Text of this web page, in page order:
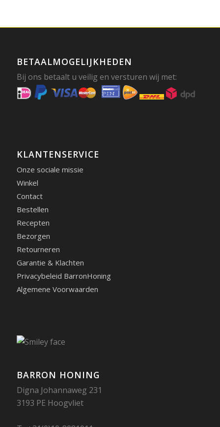
BETAALMOGELIJKHEDEN
Bij ons betaalt u veilig en versturen wij met:
KLANTENSERVICE
Onze sociale missie
Winkel
Contact
Bestellen
Recepten
Bezorgen
Retourneren
Garantie & Klachten
Privacybeleid BarronHoning
Algemene Voorwaarden
BARRON HONING
Digna Johannaweg 231
3193 PE Hoogvliet